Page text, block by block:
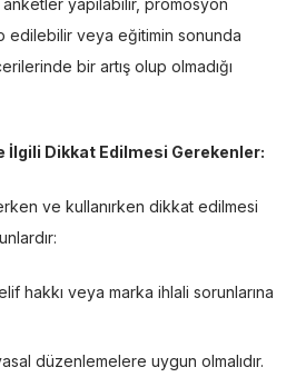
edilebilir veya eğitimin sonunda
bir artış olup olmadığı
İlgili Dikkat Edilmesi Gerekenler:
ve kullanırken dikkat edilmesi
hakkı veya marka ihlali sorunlarına
düzenlemelere uygun olmalıdır.